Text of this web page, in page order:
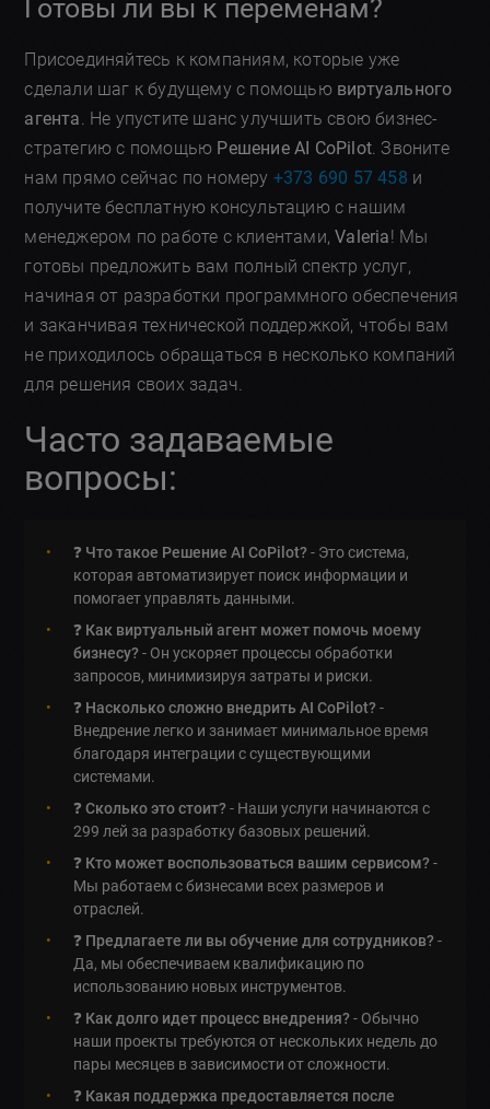
Готовы ли вы к переменам?
Присоединяйтесь к компаниям, которые уже
сделали шаг к будущему с помощью виртуального
агента. Не упустите шанс улучшить свою бизнес-
стратегию с помощью Решение AI CoPilot. Звоните
нам прямо сейчас по номеру +373 690 57 458 и
получите бесплатную консультацию с нашим
менеджером по работе с клиентами,Valeria! Мы
готовы предложить вам полный спектр услуг,
начиная от разработки программного обеспечения
и заканчивая технической поддержкой, чтобы вам
не приходилось обращаться в несколько компаний
для решения своих задач.
Часто задаваемые
вопросы:
❓ Что такое Решение AI CoPilot?- Это система,
которая автоматизирует поиск информации и
помогает управлять данными.
❓ Как виртуальный агент может помочь моему
бизнесу?- Он ускоряет процессы обработки
запросов, минимизируя затраты и риски.
❓ Насколько сложно внедрить AI CoPilot?-
Внедрение легко и занимает минимальное время
благодаря интеграции с существующими
системами.
❓Сколько это стоит?- Наши услуги начинаются с
299 лей за разработку базовых решений.
❓ Кто может воспользоваться вашим сервисом?-
Мы работаем с бизнесами всех размеров и
отраслей.
❓ Предлагаете ли вы обучение для сотрудников?-
Да, мы обеспечиваем квалификацию по
использованию новых инструментов.
❓ Как долго идет процесс внедрения?- Обычно
наши проекты требуются от нескольких недель до
пары месяцев в зависимости от сложности.
❓ Какая поддержка предоставляется после